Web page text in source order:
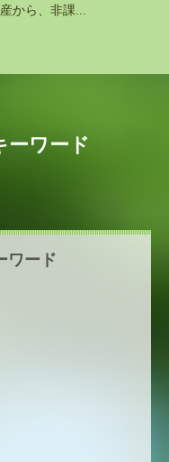
から、非課...
ーワード
ワード